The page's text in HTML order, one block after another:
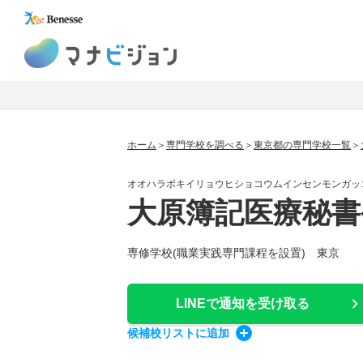
ホーム 専門学校を調べる 東京都の専門学校一覧
オオハラボキイリョウヒショコウムインセンモンガ
大原簿記医療秘
専修学校(職業実践専門課程を設置) 東京
LINEで通知を受け取る
候補校リストに追加